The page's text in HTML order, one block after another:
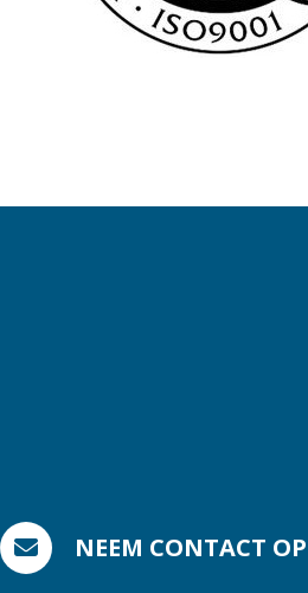
NEEM CONTACT OP